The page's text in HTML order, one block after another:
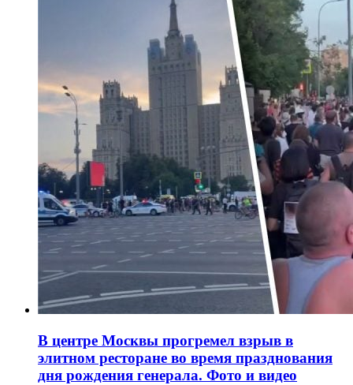
В центре Москвы прогремел взрыв в
элитном ресторане во время празднования
дня рождения генерала. Фото и видео